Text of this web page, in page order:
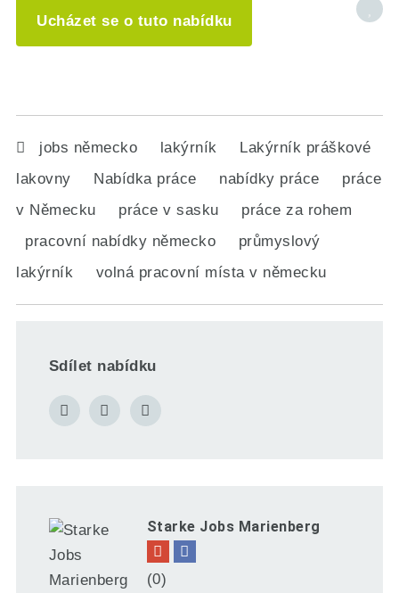
Ucházet se o tuto nabídku
jobs německo lakýrník
Lakýrník práškové
lakovny
Nabídka práce nabídky práce
práce
v Německu
práce v sasku
práce za rohem
pracovní nabídky německo
průmyslový
lakýrník
volná pracovní místa v německu
Sdílet nabídku
Starke Jobs Marienberg
(0)